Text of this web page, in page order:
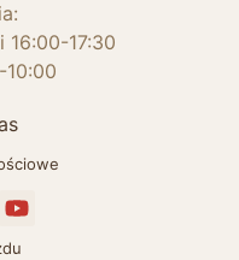
16:00-17:30